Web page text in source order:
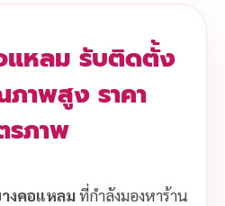
แหลม รับติดตั้ง
าพสูง ราคา
รภาพ
งคอแหลมที่กำลังมองหาร้าน